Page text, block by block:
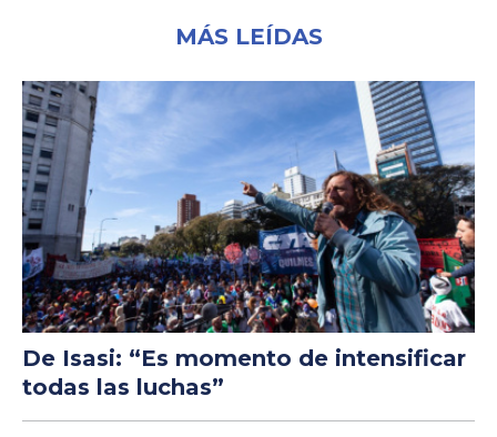
MÁS LEÍDAS
De Isasi: “Es momento de intensificar
todas las luchas”